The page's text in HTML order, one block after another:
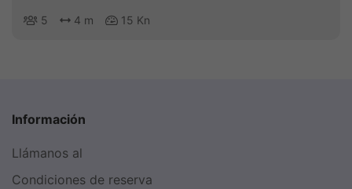
5 4 m 15 Kn
Información
Llámanos al
Condiciones de reserva